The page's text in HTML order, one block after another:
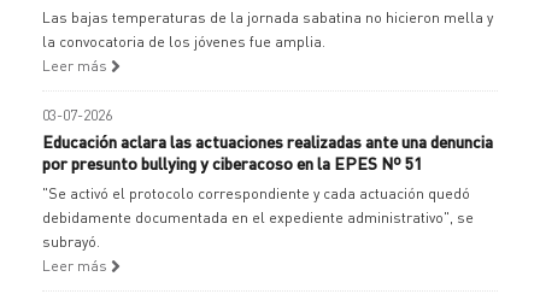
Las bajas temperaturas de la jornada sabatina no hicieron mella y
la convocatoria de los jóvenes fue amplia.
Leer más
03-07-2026
Educación aclara las actuaciones realizadas ante una denuncia
por presunto bullying y ciberacoso en la EPES Nº 51
"Se activó el protocolo correspondiente y cada actuación quedó
debidamente documentada en el expediente administrativo", se
subrayó.
Leer más